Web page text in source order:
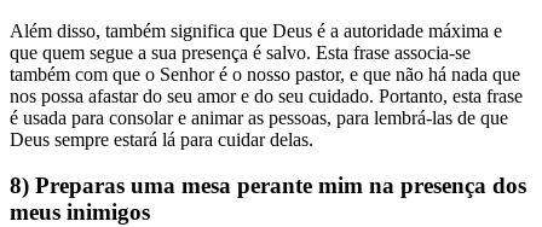
Além disso, também significa que Deus é a autoridade máxima e
que quem segue a sua presença é salvo. Esta frase associa-se
também com que o Senhor é o nosso pastor, e que não há nada que
nos possa afastar do seu amor e do seu cuidado. Portanto, esta frase
é usada para consolar e animar as pessoas, para lembrá-las de que
Deus sempre estará lá para cuidar delas.
8) Preparas uma mesa perante mim na presença dos
meus inimigos